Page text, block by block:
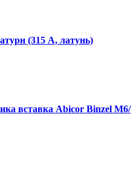
(315 А, латунь)
вставка Abicor Binzel М6/